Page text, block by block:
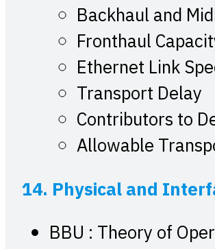
Backhaul and
Fronthaul
Ethernet Link
Transport Delay
Contributors to
Allowable
14. Physical and
BBU : Theory of